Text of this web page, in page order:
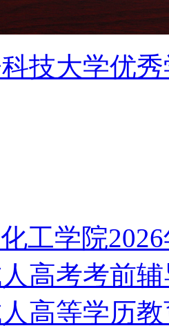
技大学优
工学院
高考考前
高等学历